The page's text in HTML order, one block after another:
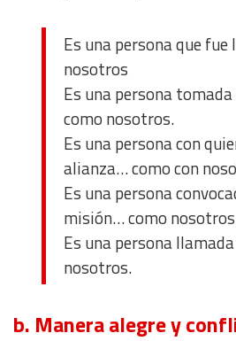
Es una persona que
nosotros
Es una persona
como nosotros.
Es una persona con
alianza… como con
Es una persona
misión… como
Es una persona
nosotros.
b. Manera alegre y